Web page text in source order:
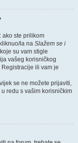
ako ste prilikom
la na Slažem se i
su vam stigle
vašeg korisničkog
ili vam je
se ne možete prijaviti,
redu s vašim korisničkim